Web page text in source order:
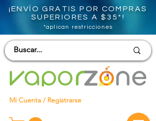
¡ENVÍO GRATIS POR COMPRAS
SUPERIORES A $35*!
*aplican restricciones
Mi Cuenta / Registrarse